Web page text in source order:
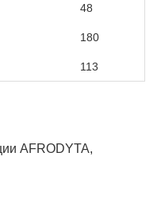
48
180
113
AFRODYTA,